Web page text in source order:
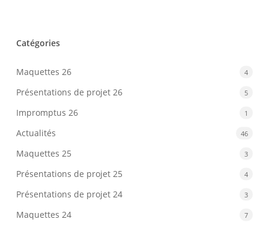
Catégories
Maquettes 26 4
Présentations de projet 26 5
Impromptus 26 1
Actualités 46
Maquettes 25 3
Présentations de projet 25 4
Présentations de projet 24 3
Maquettes 24 7